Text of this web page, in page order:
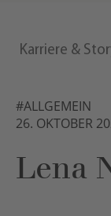
Karriere &
#ALLGEMEIN
26. OKTOBER
Lena